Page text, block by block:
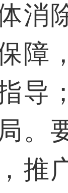
消
障
导
。
推